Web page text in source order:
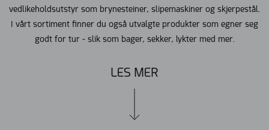
vedlikeholdsutstyr som brynesteiner, slipemaskiner og skjerpestål.
I vårt sortiment finner du også utvalgte produkter som egner seg
godt for tur - slik som bager, sekker, lykter med mer.
LES MER